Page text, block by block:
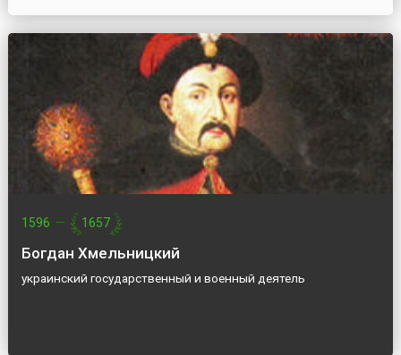
1596 — 1657
Богдан Хмельницкий
украинский государственный и военный деятель